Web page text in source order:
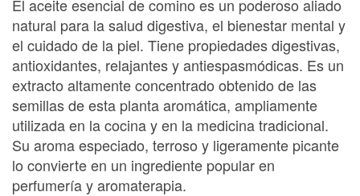
El aceite esencial de comino es un poderoso aliado
natural para la salud digestiva, el bienestar mental y
el cuidado de la piel. Tiene propiedades digestivas,
antioxidantes, relajantes y antiespasmódicas. Es un
extracto altamente concentrado obtenido de las
semillas de esta planta aromática, ampliamente
utilizada en la cocina y en la medicina tradicional.
Su aroma especiado, terroso y ligeramente picante
lo convierte en un ingrediente popular en
perfumería y aromaterapia.